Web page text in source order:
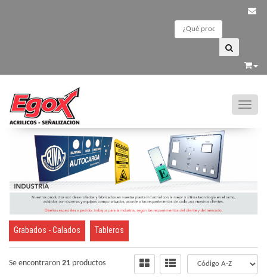
INDUSTRIA
Grabados - Calados Tableros
Se encontraron 21 productos